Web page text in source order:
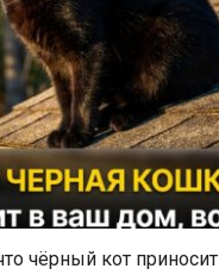
чёрный кот приносит